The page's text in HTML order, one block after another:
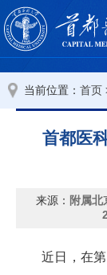
当前位置： 首页
首都医
来源： 附属北
近日，在